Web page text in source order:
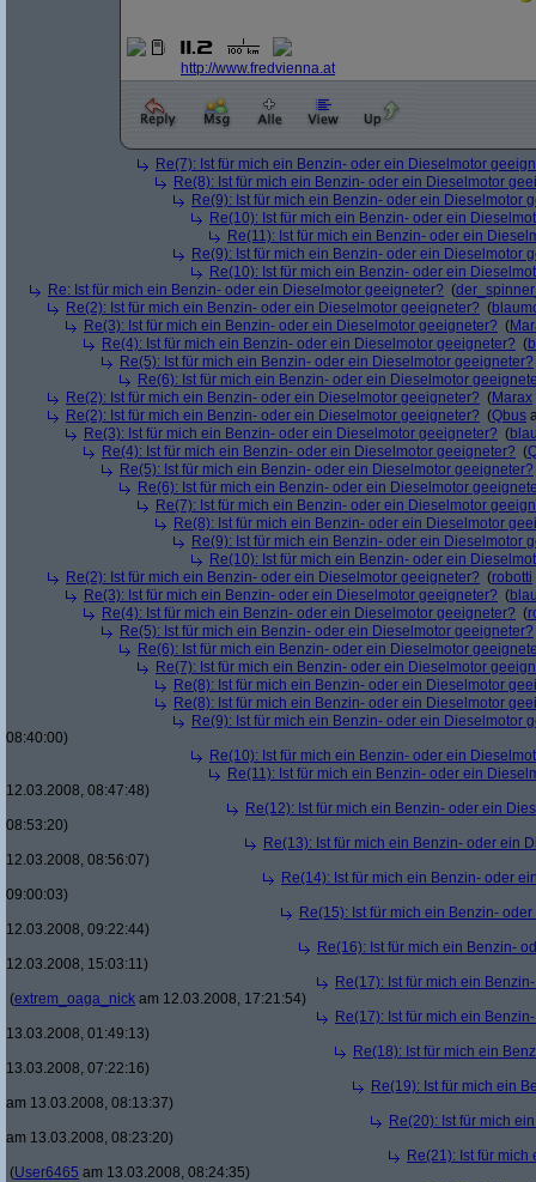
http://www.fredvienna.at
Re(7): Ist für mich ein Benzin- oder ein Dieselmotor
Re(8): Ist für mich ein Benzin- oder ein Dieselmotor
Re(9): Ist für mich ein Benzin- oder ein Dieselmotor
Re(10): Ist für mich ein Benzin- oder ein
Re(11): Ist für mich ein Benzin- oder ein
Re(9): Ist für mich ein Benzin- oder ein Dieselmotor
Re(10): Ist für mich ein Benzin- oder ein
Re: Ist für mich ein Benzin- oder ein Dieselmotor geeigneter? (
Re(2): Ist für mich ein Benzin- oder ein Dieselmotor geeigneter? (
Re(3): Ist für mich ein Benzin- oder ein Dieselmotor geeigneter? (
Re(4): Ist für mich ein Benzin- oder ein Dieselmotor geeigneter? (
Re(5): Ist für mich ein Benzin- oder ein Dieselmotor geeigneter?
Re(6): Ist für mich ein Benzin- oder ein Dieselmotor
Re(2): Ist für mich ein Benzin- oder ein Dieselmotor geeigneter? (Marax
Re(2): Ist für mich ein Benzin- oder ein Dieselmotor geeigneter? (Qbus
Re(3): Ist für mich ein Benzin- oder ein Dieselmotor geeigneter? (
Re(4): Ist für mich ein Benzin- oder ein Dieselmotor geeigneter? (
Re(5): Ist für mich ein Benzin- oder ein Dieselmotor geeigneter?
Re(6): Ist für mich ein Benzin- oder ein Dieselmotor
Re(7): Ist für mich ein Benzin- oder ein Dieselmotor
Re(8): Ist für mich ein Benzin- oder ein Dieselmotor
Re(9): Ist für mich ein Benzin- oder ein Dieselmotor
Re(10): Ist für mich ein Benzin- oder ein
Re(2): Ist für mich ein Benzin- oder ein Dieselmotor geeigneter? (robotti
Re(3): Ist für mich ein Benzin- oder ein Dieselmotor geeigneter? (
Re(4): Ist für mich ein Benzin- oder ein Dieselmotor geeigneter? (
Re(5): Ist für mich ein Benzin- oder ein Dieselmotor geeigneter?
Re(6): Ist für mich ein Benzin- oder ein Dieselmotor
Re(7): Ist für mich ein Benzin- oder ein Dieselmotor
Re(8): Ist für mich ein Benzin- oder ein Dieselmotor
Re(8): Ist für mich ein Benzin- oder ein Dieselmotor
Re(9): Ist für mich ein Benzin- oder ein Dieselmotor
08:40:00)
Re(10): Ist für mich ein Benzin- oder ein
Re(11): Ist für mich ein Benzin- oder ein
12.03.2008, 08:47:48)
Re(12): Ist für mich ein Benzin- oder ein
08:53:20)
Re(13): Ist für mich ein Benzin- oder ein
12.03.2008, 08:56:07)
Re(14): Ist für mich ein Benzin- oder
09:00:03)
Re(15): Ist für mich ein Benzin-
12.03.2008, 09:22:44)
Re(16): Ist für mich ein Benzin-
12.03.2008, 15:03:11)
Re(17): Ist für mich ein
(extrem_oaga_nick am 12.03.2008, 17:21:54)
Re(17): Ist für mich ein
13.03.2008, 01:49:13)
Re(18): Ist für mich ein
13.03.2008, 07:22:16)
Re(19): Ist für mich ein
am 13.03.2008, 08:13:37)
Re(20): Ist für mich
am 13.03.2008, 08:23:20)
Re(21): Ist für
(User6465 am 13.03.2008, 08:24:35)